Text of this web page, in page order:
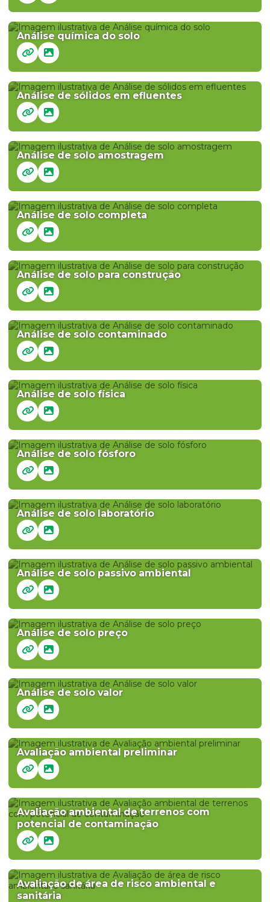
Análise química do solo
Análise de sólidos em efluentes
Análise de solo amostragem
Análise de solo completa
Análise de solo para construção
Análise de solo contaminado
Análise de solo física
Análise de solo fósforo
Análise de solo laboratório
Análise de solo passivo ambiental
Análise de solo preço
Análise de solo valor
Avaliação ambiental preliminar
Avaliação ambiental de terrenos com
potencial de contaminação
Avaliação de área de risco ambiental e
sanitária